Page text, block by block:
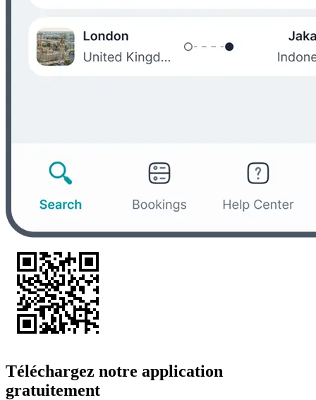
Téléchargez notre application
gratuitement